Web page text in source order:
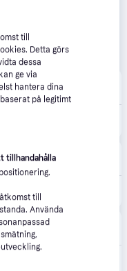
till
Detta görs
dessa
ge via
hantera dina
på legitimt
tillhandahålla
till
Använda